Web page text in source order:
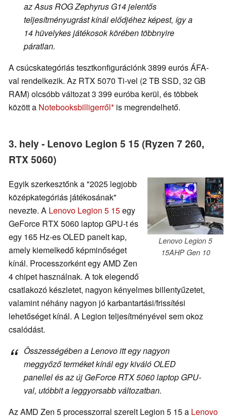
az Asus ROG Zephyrus G14 jelentős
teljesítményugrást kínál elődjéhez képest, így a
14 hüvelykes játékosok körében többnyire
páratlan.
A csúcskategóriás tesztkonfigurációnk 3899 eurós ÁFA-
val rendelkezik. Az RTX 5070 Ti-vel (2 TB SSD, 32 GB
RAM) olcsóbb változat 3 399 euróba kerül, és többek
között a Notebooksbilligerről is megrendelhető.
3. hely - Lenovo Legion 5 15 (Ryzen 7 260,
RTX 5060)
Lenovo Legion 5
15AHP Gen 10
Egyik szerkesztőnk a "2025 legjobb
középkategóriás játékosának"
nevezte. A Lenovo Legion 5 15egy
GeForce RTX 5060 laptop GPU-t és
egy 165 Hz-es OLED panelt kap,
amely kiemelkedő képminőséget
kínál. Processzorként egy AMD Zen
4 chipet használnak. A tok elegendő
csatlakozó készletet, nagyon kényelmes billentyűzetet,
valamint néhány nagyon jó karbantartási/frissítési
lehetőséget kínál. A Legion teljesítményével sem okoz
csalódást.
Összességében a Lenovo itt egy nagyon
meggyőző terméket kínál egy kiváló OLED
panellel és az új GeForce RTX 5060 laptop GPU-
val, utóbbit a leggyorsabb változatban.
Az AMD Zen 5 processzorral szerelt Legion 5 15 a Lenovo